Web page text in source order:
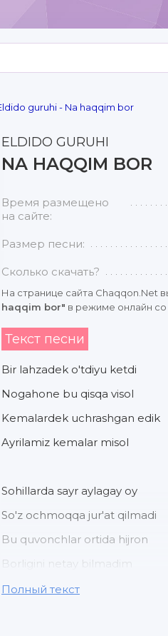
guruhi - Na haqqim bor
ELDIDO GURUHI
NA HAQQIM BOR
Время размещено
на сайте:
Размер песни:
Сколько скачать?
На странице сайта Chaqqon.Net
haqqim bor" в режиме онлайн со
Текст песни
Bir lahzadek o'tdiyu ketdi
Nogahone bu qisqa visol
Kemalardek uchrashgan edik
Ayrilamiz kemalar misol
Sohillarda sayr aylagay oy
So'z ochmoqqa jur'at qilmadi
Bu quvonchlar ortida hijron
Borligini netay bilmadim
Полный текст